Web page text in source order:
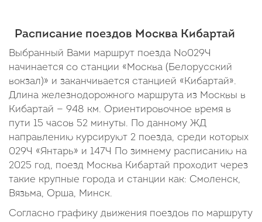
Расписание поездов Москва Кибартай
Выбранный Вами маршрут поезда №029Ч
начинается со станции «Москва (Белорусский
вокзал)» и заканчивается станцией «Кибартай».
Длина железнодорожного маршрута из Москвы в
Кибартай — 948 км. Ориентировочное время в
пути 15 часов 52 минуты. По данному ЖД
направлению курсируют 2 поезда, среди которых
029Ч «Янтарь» и 147Ч По зимнему расписанию на
2025 год, поезд Москва Кибартай проходит через
такие крупные города и станции как: Смоленск,
Вязьма, Орша, Минск.
Согласно графику движения поездов по маршруту